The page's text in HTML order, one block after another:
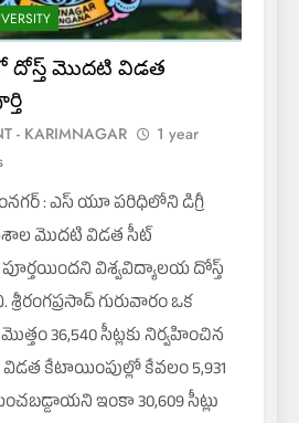
దోస్త్ మొదటి విడత
- KARIMNAGAR
1 year
: ఎస్ యూ పరిధిలోని డిగ్రీ
మొదటి విడత సీట్
విశ్వవిద్యాలయ దోస్త్
గురువారం ఒక
36,540 సీట్లకు నిర్వహించిన
కేటాయింపుల్లో కేవలం 5,931
ఇంకా 30,609 సీట్లు